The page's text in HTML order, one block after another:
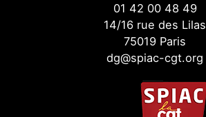
01 42 00 48 49
14/16 rue des Lilas
75019 Paris
dg@spiac-cgt.org